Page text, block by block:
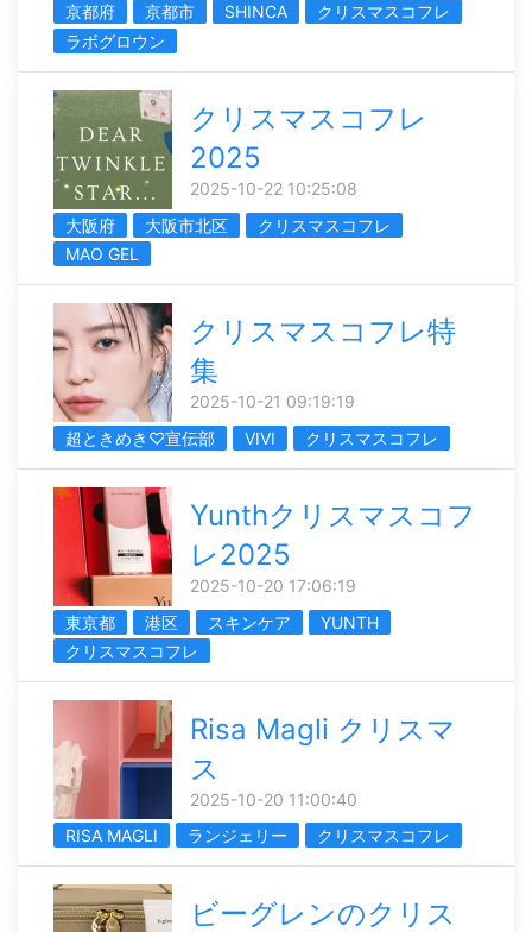
京都府
京都市 SHINCA
クリスマスコフレ
ラボグロウン
クリスマスコフレ
2025
2025-10-22 10:25:08
大阪府
大阪市北区
クリスマスコフレ
MAO GEL
クリスマスコフレ特
集
2025-10-21 09:19:19
超ときめき♡宣伝部
VIVI クリスマスコフレ
Yunthクリスマスコフ
レ2025
2025-10-20 17:06:19
東京都
港区 スキンケア
YUNTH
クリスマスコフレ
Risa Magli クリスマ
ス
2025-10-20 11:00:40
RISA MAGLI
ランジェリー クリスマスコフレ
ビーグレンのクリス